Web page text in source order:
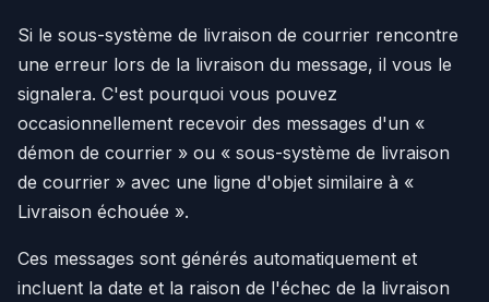
Si le sous-système de livraison de courrier rencontre
une erreur lors de la livraison du message, il vous le
signalera. C'est pourquoi vous pouvez
occasionnellement recevoir des messages d'un «
démon de courrier » ou « sous-système de livraison
de courrier » avec une ligne d'objet similaire à «
Livraison échouée ».
Ces messages sont générés automatiquement et
incluent la date et la raison de l'échec de la livraison